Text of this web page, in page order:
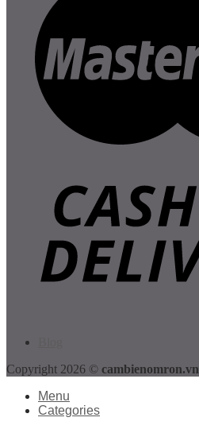
Copyright 2026 © cambienomron.vn
Menu
Categories